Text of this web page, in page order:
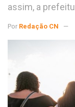
assim, a
Por Redação CN